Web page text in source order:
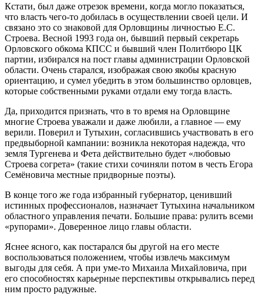
Кстати, был даже отрезок времени, когда могло показаться,
что власть чего-то добилась в осуществлении своей цели. И
связано это со знаковой для Орловщины личностью Е.С.
Строева. Весной 1993 года он, бывший первый секретарь
Орловского обкома КПСС и бывший член Политбюро ЦК
партии, избирался на пост главы администрации Орловской
области. Очень старался, изображая свою якобы красную
ориентацию, и сумел убедить в этом большинство орловцев,
которые собственными руками отдали ему тогда власть.
Да, приходится признать, что в то время на Орловщине
многие Строева уважали и даже любили, а главное — ему
верили. Поверил и Тутыхин, согласившись участвовать в его
предвыборной кампании: возникла некоторая надежда, что
земля Тургенева и Фета действительно будет «любовью
Строева согрета» (такие стихи сочиняли потом в честь Егора
Семёновича местные придворные поэты).
В конце того же года избранный губернатор, ценивший
истинных профессионалов, назначает Тутыхина начальником
областного управления печати. Большие права: рулить всеми
«рупорами». Доверенное лицо главы области.
Яснее ясного, как постарался бы другой на его месте
воспользоваться положением, чтобы извлечь максимум
выгоды для себя. А при уме-то Михаила Михайловича, при
его способностях карьерные перспективы открывались перед
ним просто радужные.